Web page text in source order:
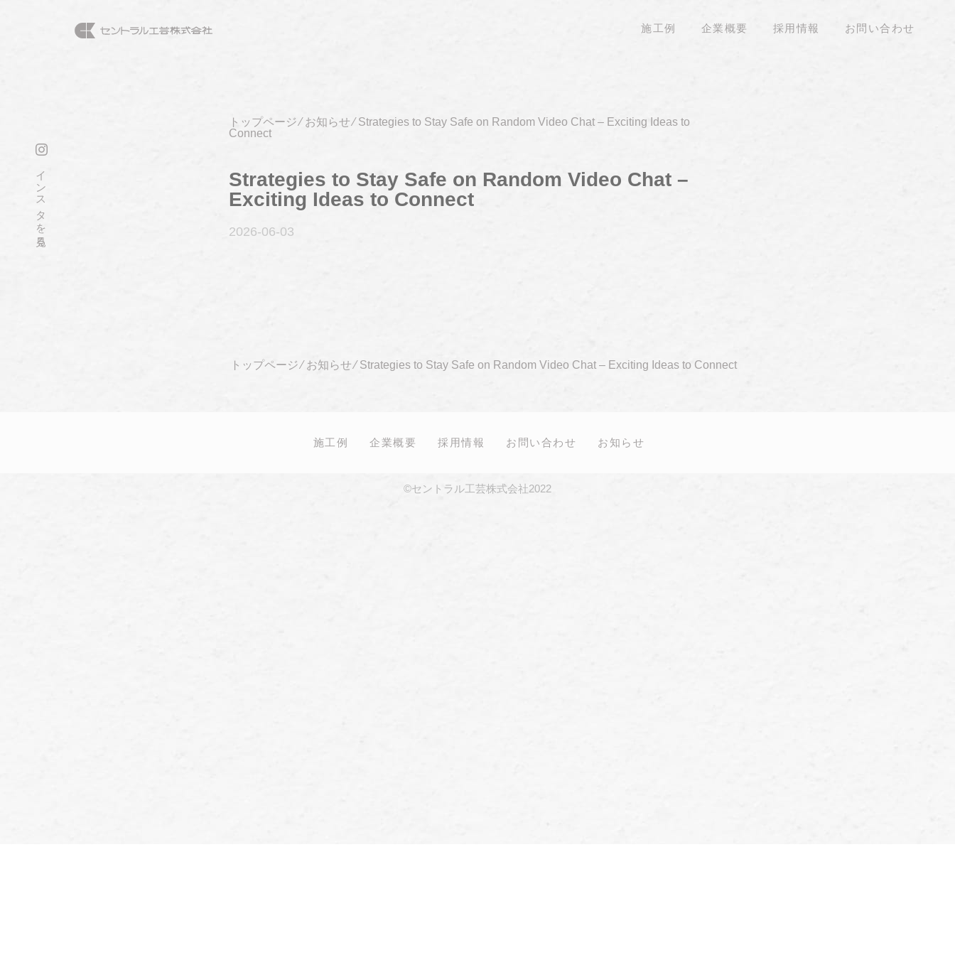
施工例 企業概要 採用情報 お問い合わせ
インスタを見る
トップページ⁄ お知らせ⁄Strategies to Stay Safe on Random Video Chat – Exciting Ideas to
Connect
Strategies to Stay Safe on Random Video Chat –
Exciting Ideas to Connect
2026-06-03
トップページ⁄ お知らせ⁄Strategies to Stay Safe on Random Video Chat – Exciting Ideas to Connect
施工例 企業概要 採用情報 お問い合わせ お知らせ
©セントラル工芸株式会社2022